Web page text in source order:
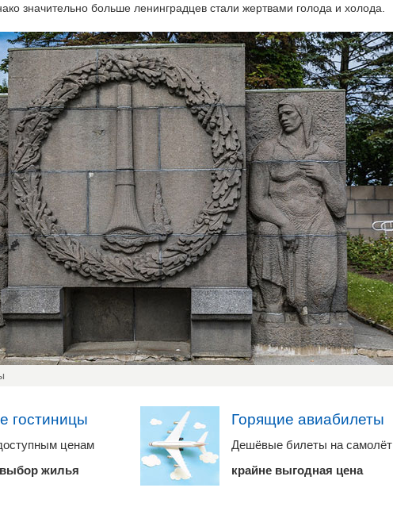
значительно больше ленинградцев стали жертвами голода и холода.
гостиницы
ценам
жилья
Горящие авиабилеты
Дешёвые билеты на самолёт
крайне выгодная цена